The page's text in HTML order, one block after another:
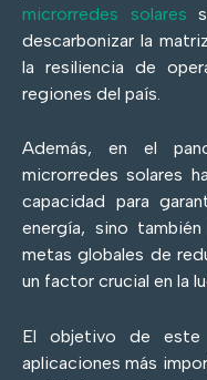
microrredes solares
descarbonizar la
la resiliencia de
regiones del país.
Además, en el
microrredes solares
capacidad para
energía, sino
metas globales de
un factor crucial en la
El objetivo de este
aplicaciones más